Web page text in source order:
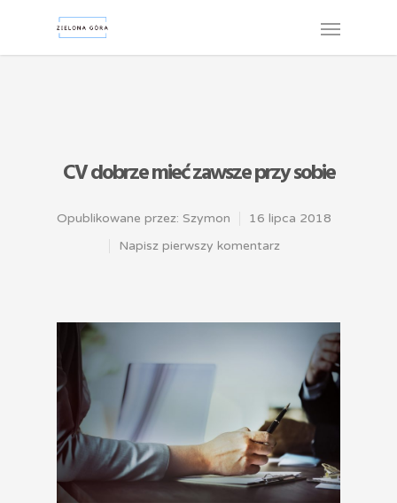
CV dobrze mieć zawsze przy sobie
Opublikowane przez: Szymon
16 lipca 2018
Napisz pierwszy komentarz